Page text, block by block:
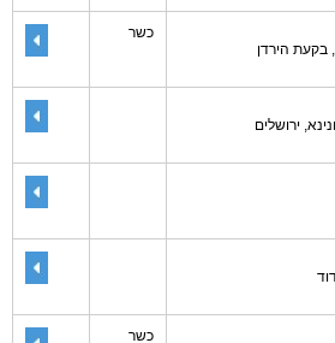
הירדן
כשר
כשר